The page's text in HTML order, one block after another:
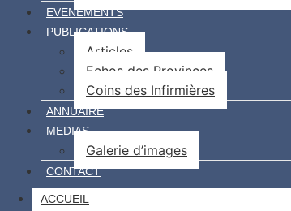
EVENEMENTS
PUBLICATIONS
Articles
Echos des Provinces
Coins des Infirmières
ANNUAIRE
MEDIAS
Galerie d’images
CONTACT
ACCUEIL